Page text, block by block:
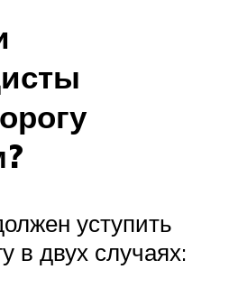
уступить
в двух случаях: